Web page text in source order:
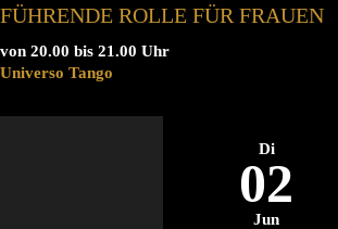
FÜHRENDE ROLLE FÜR FRAUEN
von 20.00 bis 21.00 Uhr
Universo Tango
Di
02
Jun